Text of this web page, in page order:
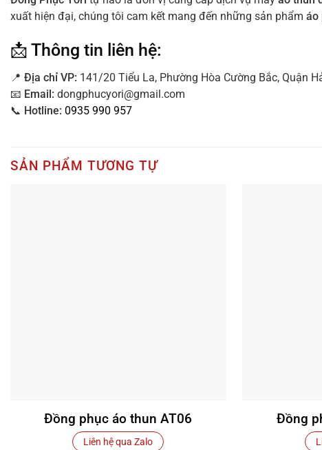
xuất hiện đại, chúng tôi cam kết mang đến những sản phẩm áo
📩 Thông tin liên hệ:
📍 Địa chỉ VP: 141/20 Tiểu La, Phường Hòa Cường Bắc, Quận
📧 Email: dongphucyori@gmail.com
📞 Hotline: 0935 990 957
SẢN PHẨM TƯƠNG TỰ
Đồng phục áo thun AT06
Liên hệ qua Zalo
Đồng